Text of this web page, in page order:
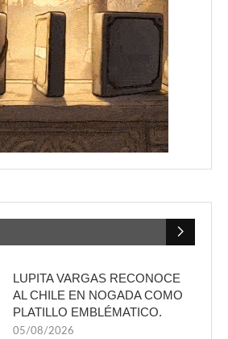
LUPITA VARGAS RECONOCE
AL CHILE EN NOGADA COMO
PLATILLO EMBLÉMATICO.
05/08/2026